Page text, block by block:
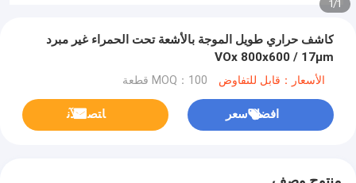
1
/
1
كاشف حراري طويل الموجة بالأشعة تحت الحمراء غير مبرد
VOx 800x600 / 17μm
الأسعار：قابل للتفاوض MOQ：100 قطعة
افضل سعر ﺎﺘﺼﻟ ﺍﻶﻧ